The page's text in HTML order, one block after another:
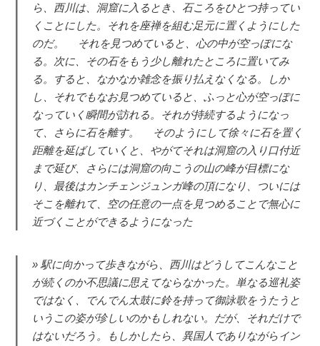
ら、西川は、洞窟に入るとき、石ころをひとつ持ってい
くことにした。それを座禅を組む足元に置くようにした
のだ。 それを見つめていると、心の中が空っぽにな
る。次に、その石をもう少し離れたところに置いてみ
る。すると、なかなか雑念を振り払えなくなる。しか
し、それでもなお見つめていると、ふっと心が空っぽに
なっていく瞬間が訪れる。それが持続するようになっ
て、さらに石を離す。 そのようにして徐々に石を置く
距離を延ばしていくと、やがてそれは洞窟の入り口付近
まで延び、さらには洞窟の向こうの山の峰が目標にな
り、最後はカンチェンジュンガ峰の頂になり、ついには
そこを離れて、空の任意の一点を見つめることで無心に
近づくことができるようになった
駅に向かって歩きながら、西川はどうしてこんなこと
が続くのか不思議に思えてならなかった。単なる巡礼姿
ではなく、でんでん太鼓に鈴を持って御詠歌をうたうと
いうこの姿が珍しいのかもしれない。だが、それだけで
はないだろう。もしかしたら、異国人でありながらイン